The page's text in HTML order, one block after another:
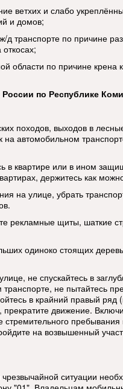
ветхих и слабо
и домов;
д транспорте по причине
области по причине
по Республике
походов, выходов в
на автомобильном
в квартире или в ином
держитесь как
на улице, убрать
рекламные щиты, шаткие
одиноко стоящих
не спускайтесь в
не пытайтесь
в крайний правый ряд
движение.
стремительного пребывания
на возвышенный
ситуации